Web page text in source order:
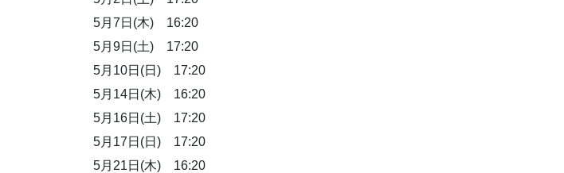
5月7日(木) 16:20
5月9日(土) 17:20
5月10日(日) 17:20
5月14日(木) 16:20
5月16日(土) 17:20
5月17日(日) 17:20
5月21日(木) 16:20